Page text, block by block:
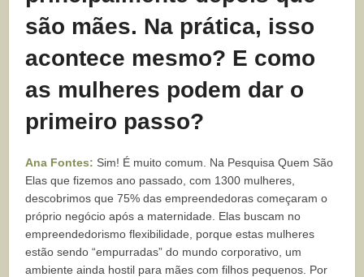
são mães. Na prática, isso
acontece mesmo? E como
as mulheres podem dar o
primeiro passo?
Ana Fontes: Sim! É muito comum. Na Pesquisa Quem São
Elas que fizemos ano passado, com 1300 mulheres,
descobrimos que 75% das empreendedoras começaram o
próprio negócio após a maternidade. Elas buscam no
empreendedorismo flexibilidade, porque estas mulheres
estão sendo “empurradas” do mundo corporativo, um
ambiente ainda hostil para mães com filhos pequenos. Por